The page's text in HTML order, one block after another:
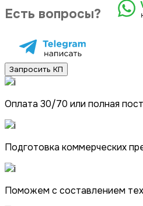
Есть вопросы?
Запросить КП
Оплата 30/70 или полная
Подготовка коммерческих
Поможем с составлением